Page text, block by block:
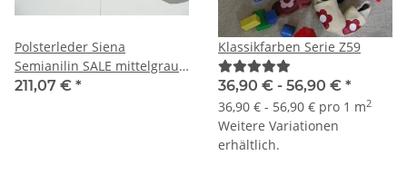
Polsterleder Siena
Semianilin SALE mittelgrau
5,29 qm
211,07 € *
Klassikfarben Serie Z59
36,90 € - 56,90 € *
36,90 € - 56,90 € pro 1 m2
Weitere Variationen
erhältlich.